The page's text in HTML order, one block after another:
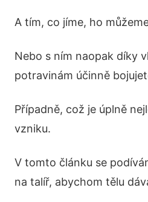
A tím, co jíme, ho
Nebo s ním naopak díky
potravinám účinně
Případně, což je úplně
vzniku.
V tomto článku se
na talíř, abychom tělu